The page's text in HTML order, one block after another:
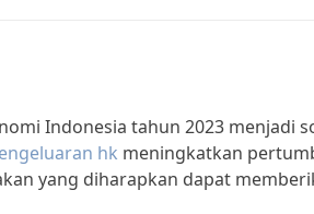
Indonesia tahun 2023 menjadi
hk meningkatkan
yang diharapkan dapat